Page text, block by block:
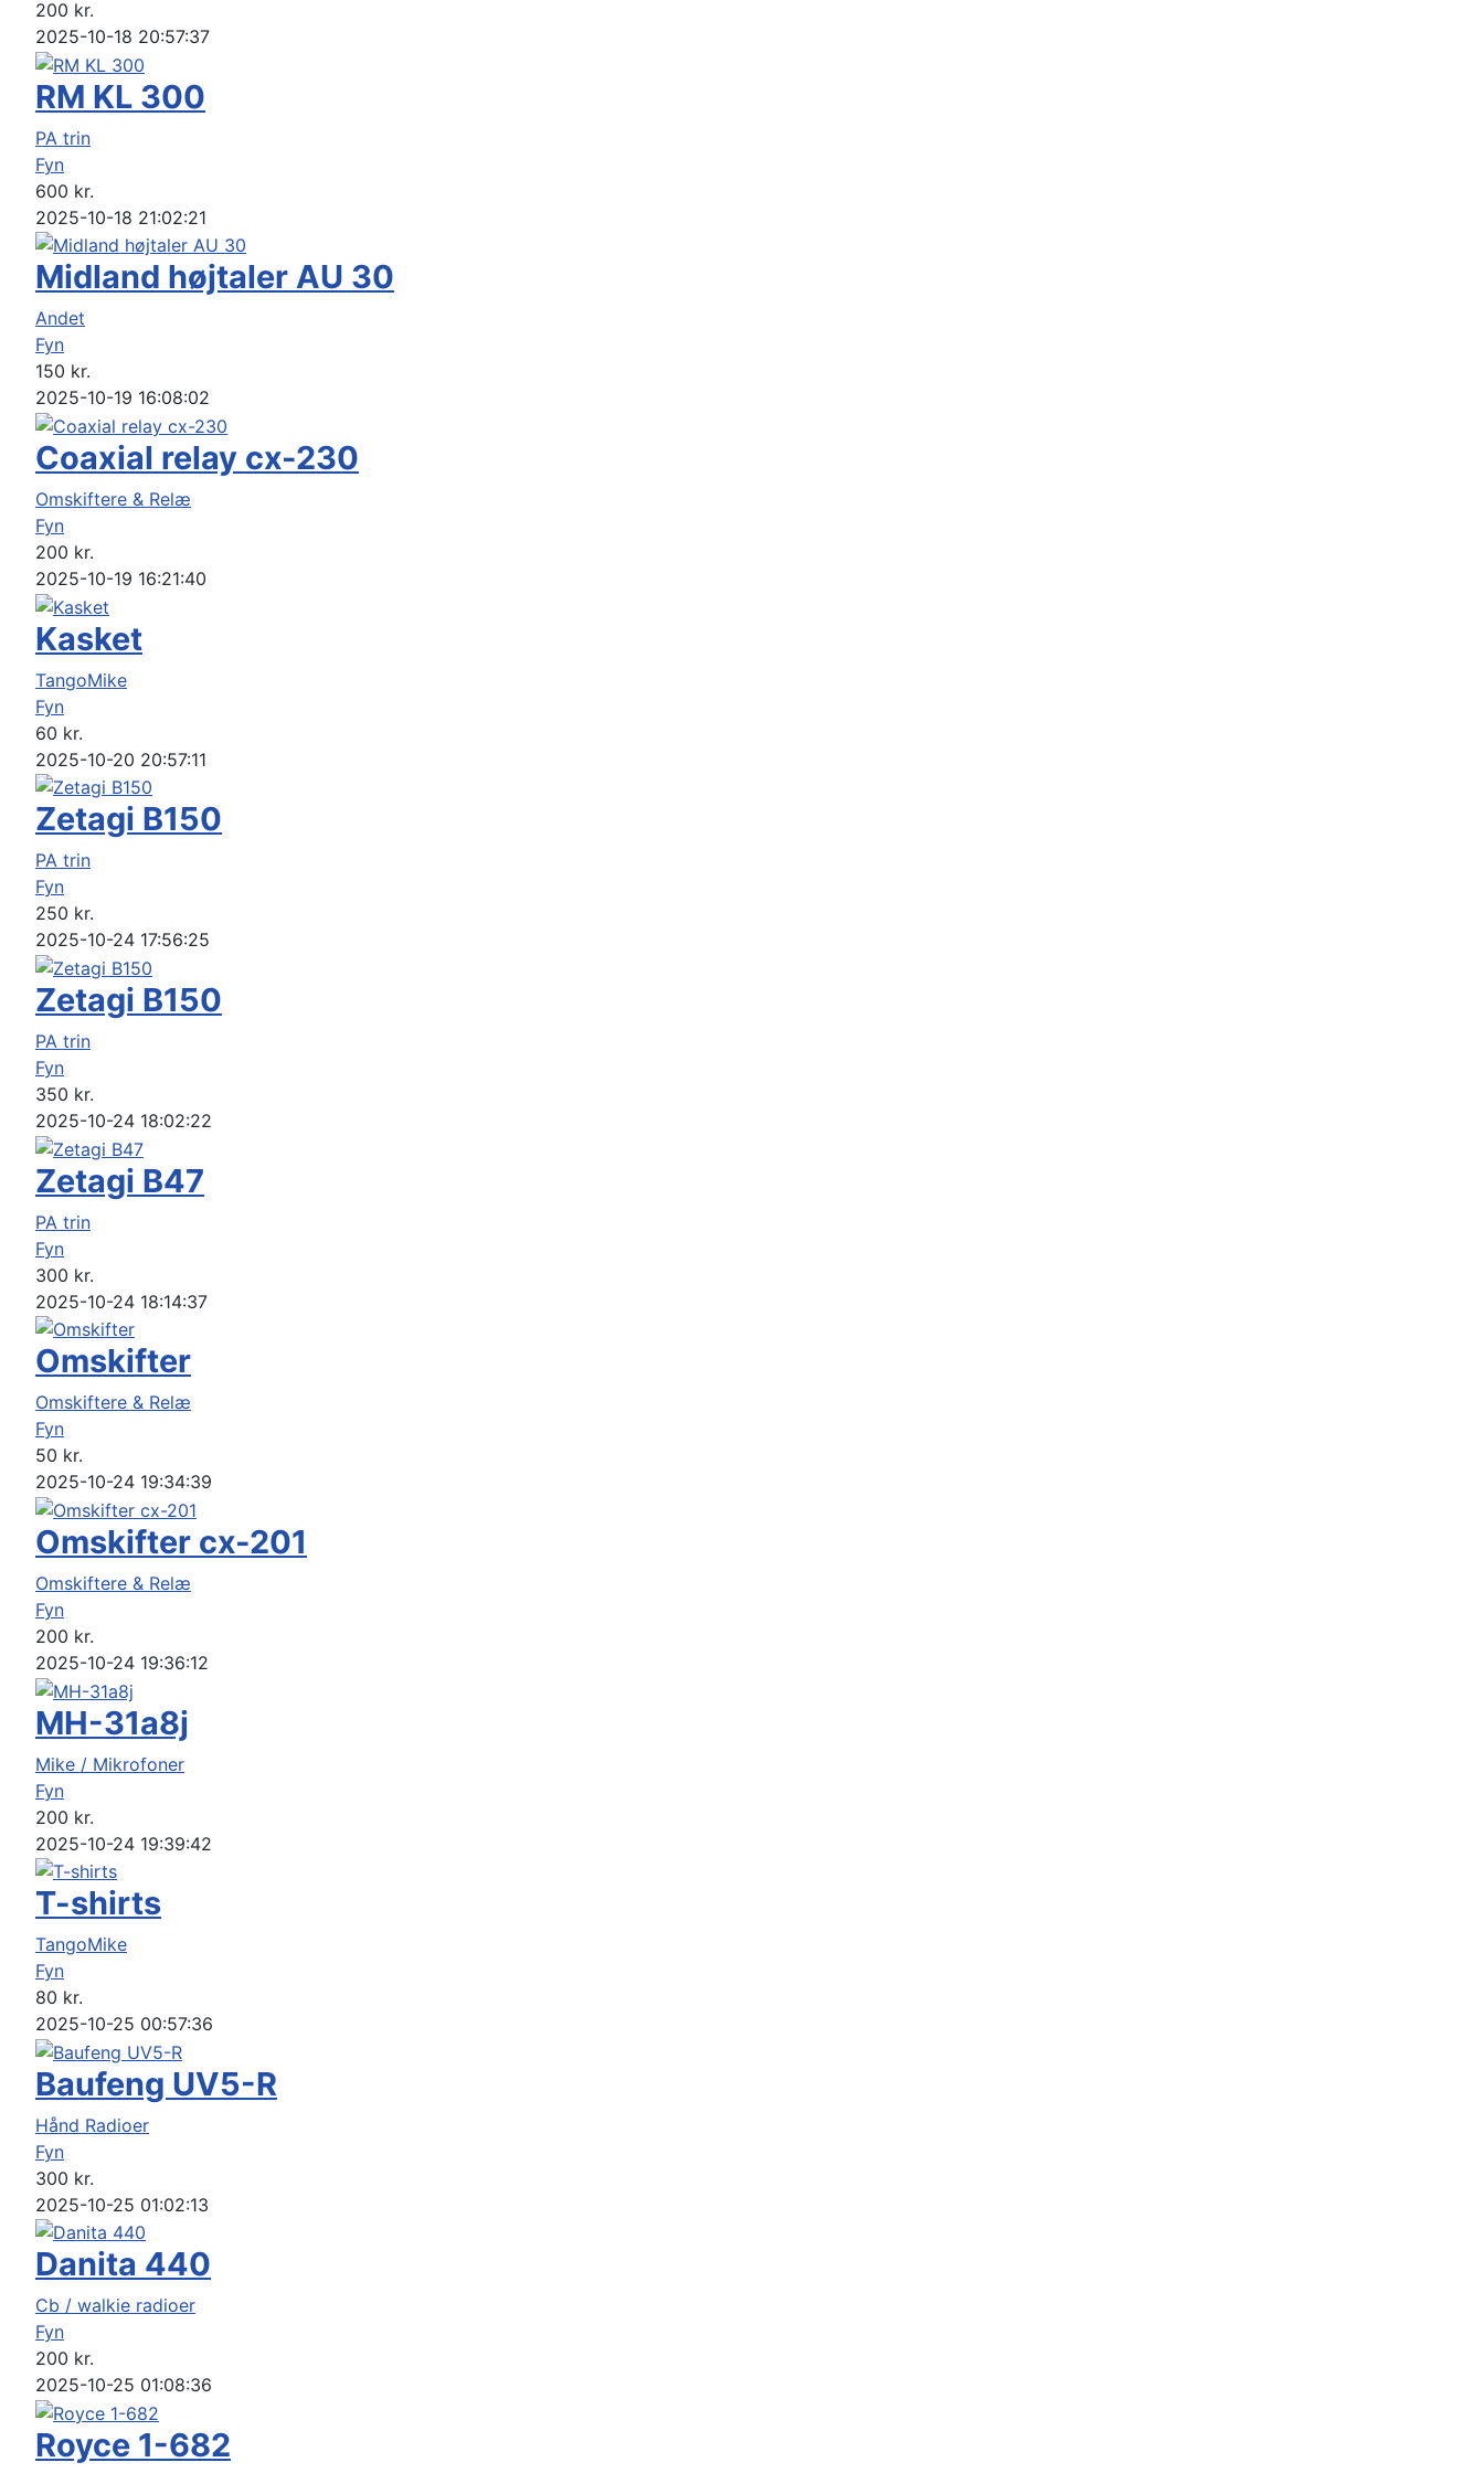
200 kr.
2025-10-18 20:57:37
RM KL 300
PA trin
Fyn
600 kr.
2025-10-18 21:02:21
Midland højtaler AU 30
Andet
Fyn
150 kr.
2025-10-19 16:08:02
Coaxial relay cx-230
Omskiftere & Relæ
Fyn
200 kr.
2025-10-19 16:21:40
Kasket
TangoMike
Fyn
60 kr.
2025-10-20 20:57:11
Zetagi B150
PA trin
Fyn
250 kr.
2025-10-24 17:56:25
Zetagi B150
PA trin
Fyn
350 kr.
2025-10-24 18:02:22
Zetagi B47
PA trin
Fyn
300 kr.
2025-10-24 18:14:37
Omskifter
Omskiftere & Relæ
Fyn
50 kr.
2025-10-24 19:34:39
Omskifter cx-201
Omskiftere & Relæ
Fyn
200 kr.
2025-10-24 19:36:12
MH-31a8j
Mike / Mikrofoner
Fyn
200 kr.
2025-10-24 19:39:42
T-shirts
TangoMike
Fyn
80 kr.
2025-10-25 00:57:36
Baufeng UV5-R
Hånd Radioer
Fyn
300 kr.
2025-10-25 01:02:13
Danita 440
Cb / walkie radioer
Fyn
200 kr.
2025-10-25 01:08:36
Royce 1-682